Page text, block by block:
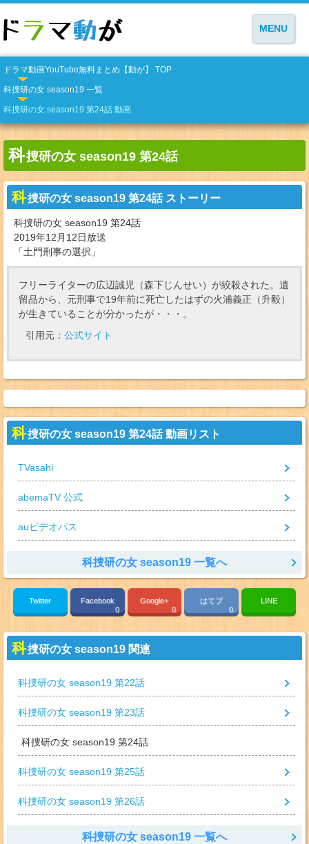
MENU
ドラマ動画YouTube無料まとめ【動が】 TOP
科捜研の女 season19 一覧
科捜研の女 season19 第24話 動画
科捜研の女 season19 第24話
科捜研の女 season19 第24話 ストーリー
科捜研の女 season19 第24話
2019年12月12日放送
「土門刑事の選択」
フリーライターの広辺誠児（森下じんせい）が絞殺された。遺
留品から、元刑事で19年前に死亡したはずの火浦義正（升毅）
が生きていることが分かったが・・・。
引用元： 公式サイト
科捜研の女 season19 第24話 動画リスト
TVasahi
abemaTV 公式
auビデオパス
科捜研の女 season19 一覧へ
Twitter
Facebook
0
Google+
0
はてブ
0
LINE
科捜研の女 season19 関連
科捜研の女 season19 第22話
科捜研の女 season19 第23話
科捜研の女 season19 第24話
科捜研の女 season19 第25話
科捜研の女 season19 第26話
科捜研の女 season19 一覧へ